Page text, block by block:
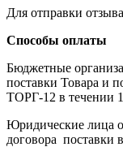
Для отправки
Способы оплаты
Бюджетные
поставки Товара и
ТОРГ-12 в течении
Юридические лица
договора поставки